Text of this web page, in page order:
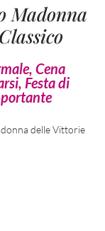
Madonna
, Cena
, Festa di
delle Vittorie